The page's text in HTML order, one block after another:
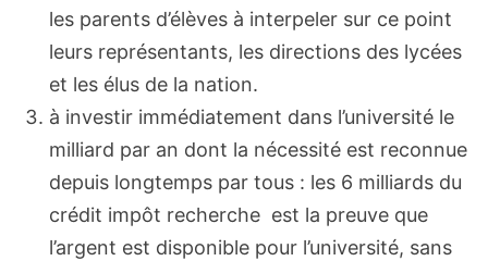
les parents d’élèves à interpeler sur ce point
leurs représentants, les directions des lycées
et les élus de la nation.
à investir immédiatement dans l’université le
milliard par an dont la nécessité est reconnue
depuis longtemps par tous : les 6 milliards du
crédit impôt recherche est la preuve que
l’argent est disponible pour l’université, sans